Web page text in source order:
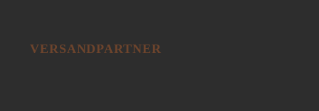
VERSANDPARTNER